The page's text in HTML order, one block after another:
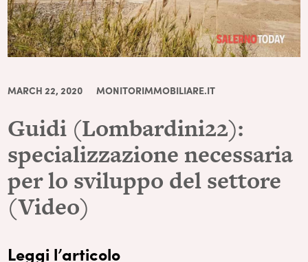
MARCH 22, 2020 MONITORIMMOBILIARE.IT
Guidi (Lombardini22):
specializzazione necessaria
per lo sviluppo del settore
(Video)
Leggi l’articolo